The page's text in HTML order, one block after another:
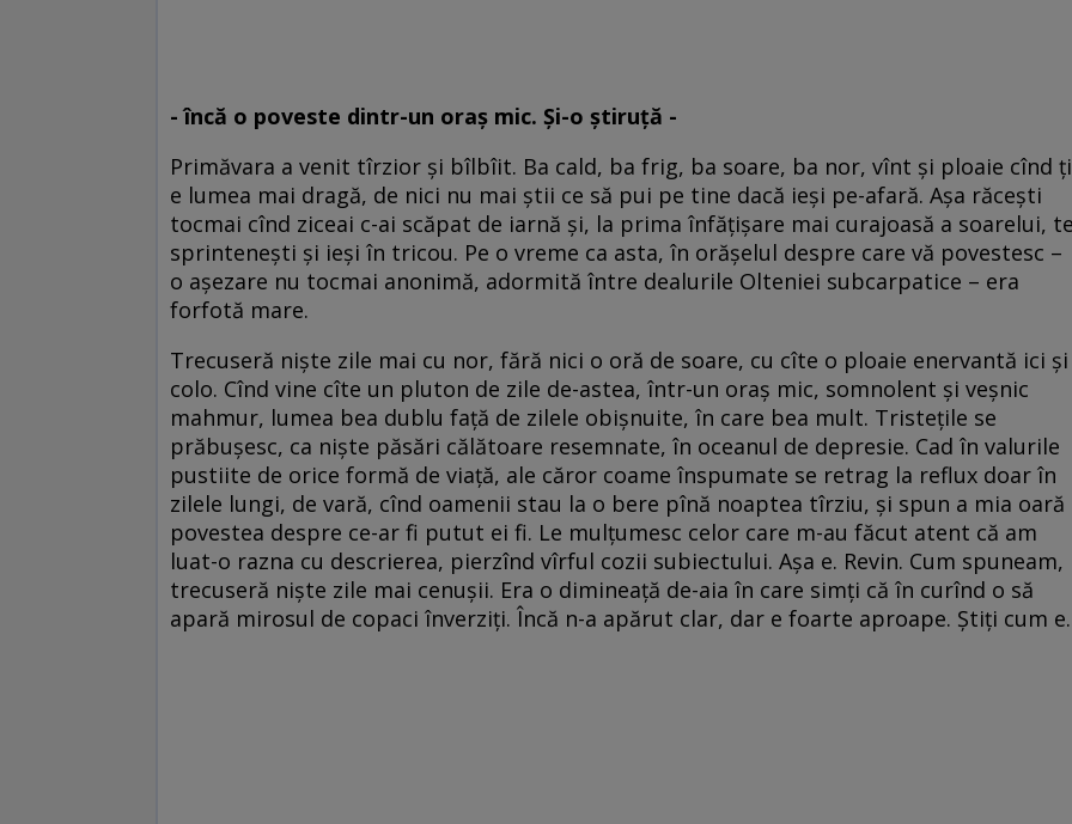
- încă o poveste dintr-un oraş mic. Şi-o ştiruţă -
Primăvara a venit tîrzior şi bîlbîit. Ba cald, ba frig, ba soare, ba nor, vînt şi ploaie cînd
e lumea mai dragă, de nici nu mai ştii ce să pui pe tine dacă ieşi pe-afară. Aşa răceşti
tocmai cînd ziceai c-ai scăpat de iarnă şi, la prima înfăţişare mai curajoasă a soarelui,
sprinteneşti şi ieşi în tricou. Pe o vreme ca asta, în orăşelul despre care vă povestesc –
o aşezare nu tocmai anonimă, adormită între dealurile Olteniei subcarpatice – era
forfotă mare.
Trecuseră nişte zile mai cu nor, fără nici o oră de soare, cu cîte o ploaie enervantă ici şi
colo. Cînd vine cîte un pluton de zile de-astea, într-un oraş mic, somnolent şi veşnic
mahmur, lumea bea dublu faţă de zilele obişnuite, în care bea mult. Tristeţile se
prăbuşesc, ca nişte păsări călătoare resemnate, în oceanul de depresie. Cad în valurile
pustiite de orice formă de viaţă, ale căror coame înspumate se retrag la reflux doar în
zilele lungi, de vară, cînd oamenii stau la o bere pînă noaptea tîrziu, şi spun a mia oară
povestea despre ce-ar fi putut ei fi. Le mulţumesc celor care m-au făcut atent că am
luat-o razna cu descrierea, pierzînd vîrful cozii subiectului. Aşa e. Revin. Cum spuneam,
trecuseră nişte zile mai cenuşii. Era o dimineaţă de-aia în care simţi că în curînd o să
apară mirosul de copaci înverziţi. Încă n-a apărut clar, dar e foarte aproape. Ştiţi cum e.